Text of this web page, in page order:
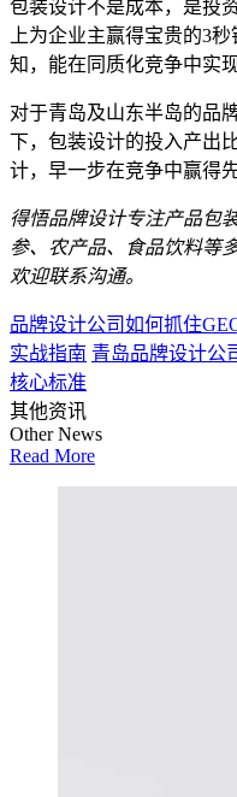
包装设计不是成本，是投
上为企业主赢得宝贵的3
知，能在同质化竞争中实
对于青岛及山东半岛的品
下，包装设计的投入产出
计，早一步在竞争中赢得先
得悟品牌设计专注产品包
参、农产品、食品饮料等
欢迎联系沟通。
品牌设计公司如何抓住
实战指南 青岛品牌设计公
核心标准
其他资讯
Other News
Read More